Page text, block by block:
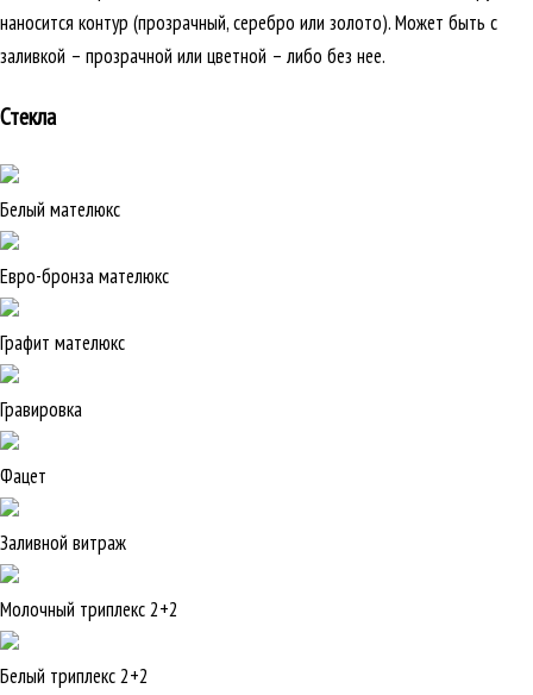
наносится контур (прозрачный, серебро или золото). Может быть с
заливкой – прозрачной или цветной – либо без нее.
Стекла
Белый мателюкс
Евро-бронза мателюкс
Графит мателюкс
Гравировка
Фацет
Заливной витраж
Молочный триплекс 2+2
Белый триплекс 2+2